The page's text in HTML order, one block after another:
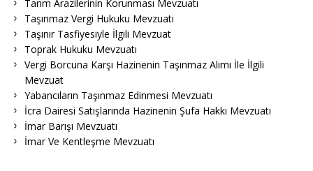
Tarım Arazilerinin Korunması Mevzuatı
Taşınmaz Vergi Hukuku Mevzuatı
Taşınır Tasfiyesiyle İlgili Mevzuat
Toprak Hukuku Mevzuatı
Vergi Borcuna Karşı Hazinenin Taşınmaz Alımı İle İlgili
Mevzuat
Yabancıların Taşınmaz Edinmesi Mevzuatı
İcra Dairesi Satışlarında Hazinenin Şufa Hakkı Mevzuatı
İmar Barışı Mevzuatı
İmar Ve Kentleşme Mevzuatı